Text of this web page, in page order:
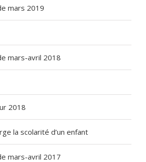
mars 2019
mars-avril 2018
2018
la scolarité d’un enfant
mars-avril 2017